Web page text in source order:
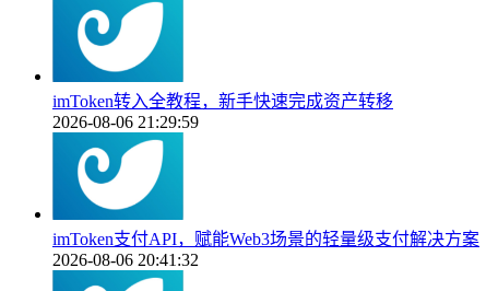
imToken转入全教程，新手快速完成资产转移
2026-08-06 21:29:59
imToken支付API，赋能Web3场景的轻量级支付解决方案
2026-08-06 20:41:32